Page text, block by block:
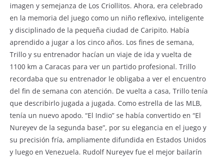
imagen y semejanza de Los Criollitos. Ahora, era celebrado
en la memoria del juego como un niño reflexivo, inteligente
y disciplinado de la pequeña ciudad de Caripito. Había
aprendido a jugar a los cinco años. Los fines de semana,
Trillo y su entrenador hacían un viaje de ida y vuelta de
1100 km a Caracas para ver un partido profesional. Trillo
recordaba que su entrenador le obligaba a ver el encuentro
del fin de semana con atención. De vuelta a casa, Trillo tenía
que describirlo jugada a jugada. Como estrella de las MLB,
tenía un nuevo apodo. “El Indio” se había convertido en “El
Nureyev de la segunda base”, por su elegancia en el juego y
su precisión fría, ampliamente difundida en Estados Unidos
y luego en Venezuela. Rudolf Nureyev fue el mejor bailarín